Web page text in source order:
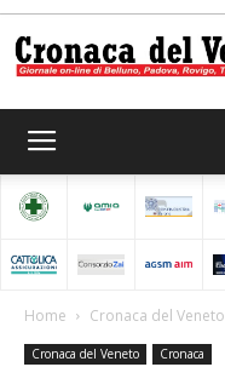
Home Cronaca del Veneto
Cronaca del Veneto Cronaca